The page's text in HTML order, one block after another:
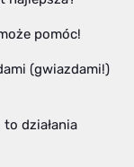
pomóc!
(gwiazdami!)
działania